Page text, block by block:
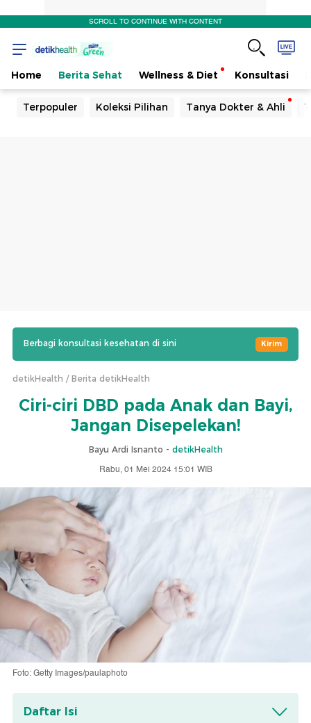
SCROLL TO CONTINUE WITH CONTENT
Home Berita Sehat Wellness & Diet Konsultasi
Terpopuler Koleksi Pilihan Tanya Dokter & Ahli
Berbagi konsultasi kesehatan di sini Kirim
detikHealth Berita detikHealth
Ciri-ciri DBD pada Anak dan Bayi,
Jangan Disepelekan!
Bayu Ardi Isnanto - detikHealth
Rabu, 01 Mei 2024 15:01 WIB
Foto: Getty Images/paulaphoto
Daftar Isi